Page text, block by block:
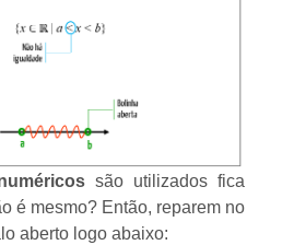
são utilizados fica
é mesmo? Então, reparem no
aberto logo abaixo: